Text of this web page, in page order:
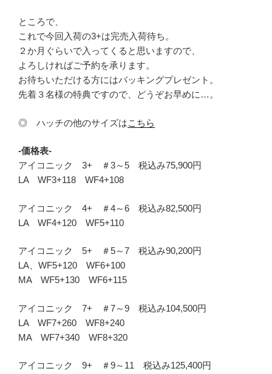
ところで、
これで今回入荷の3+は完売入荷待ち。
２か月ぐらいで入ってくると思いますので、
よろしければご予約を承ります。
お待ちいただける方にはバッキングプレゼント。
先着３名様の特典ですので、どうぞお早めに…。
◎ ハッチの他のサイズはこちら
-価格表-
アイコニック 3+ ＃3～5 税込み75,900円
LA WF3+118 WF4+108
アイコニック 4+ ＃4～6 税込み82,500円
LA WF4+120 WF5+110
アイコニック 5+ ＃5～7 税込み90,200円
LA、WF5+120 WF6+100
MA WF5+130 WF6+115
アイコニック 7+ ＃7～9 税込み104,500円
LA WF7+260 WF8+240
MA WF7+340 WF8+320
アイコニック 9+ ＃9～11 税込み125,400円